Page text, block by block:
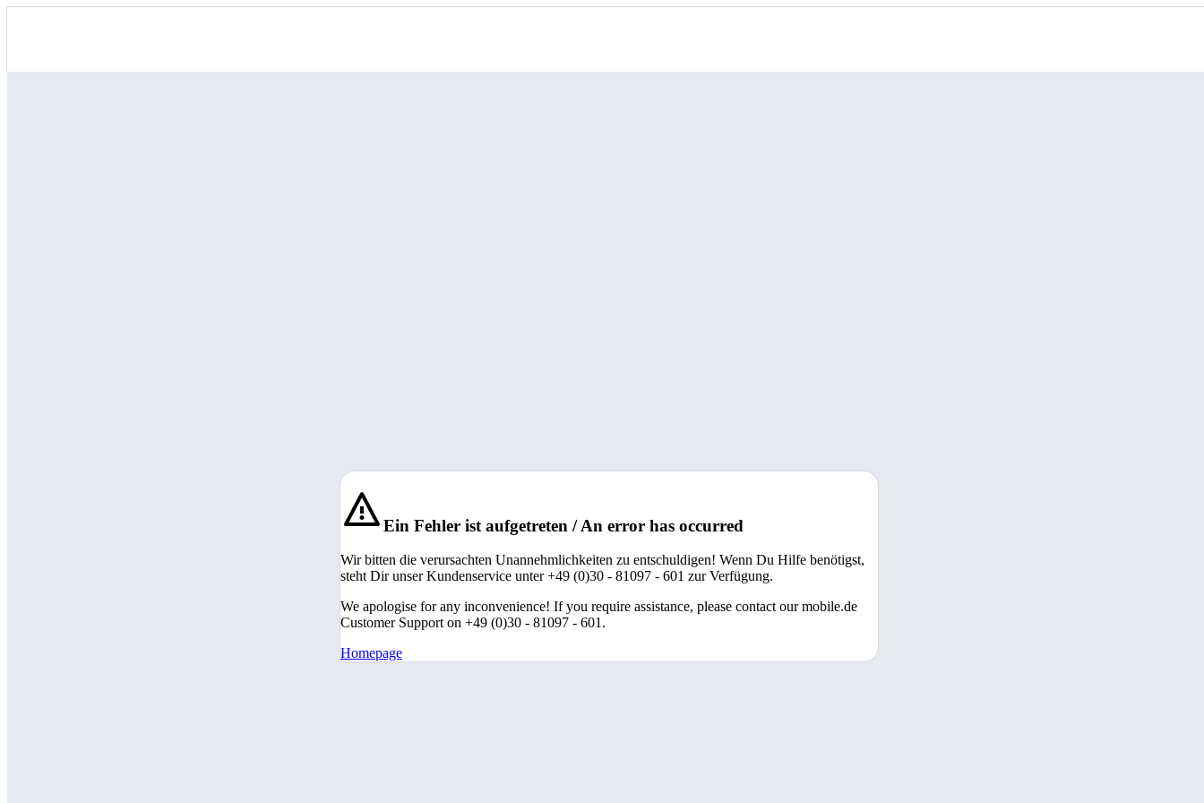
Ein Fehler ist aufgetreten / An error has occurred
Wir bitten die verursachten Unannehmlichkeiten zu entschuldigen! Wenn Du Hilfe benötigst,
steht Dir unser Kundenservice unter +49 (0)30 - 81097 - 601 zur Verfügung.
We apologise for any inconvenience! If you require assistance, please contact our mobile.de
Customer Support on +49 (0)30 - 81097 - 601.
Homepage